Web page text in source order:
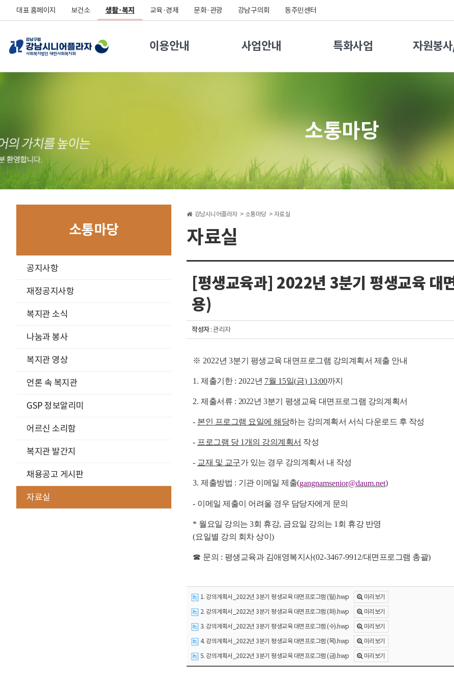
대표 홈페이지 보건소 생활·복지 교육·경제 문화·관광 강남구의회 동주민센터
이용안내 사업안내 특화사업 자원봉
소통마당
소통마당
공지사항
재정공지사항
복지관 소식
나눔과 봉사
복지관 영상
언론 속 복지관
GSP 정보알리미
어르신 소리함
복지관 발간지
채용공고 게시판
자료실
강남시니어플라자 > 소통마당 > 자료실
자료실
분
선
[평생교육과] 2022년 3분기 평생교육 대
용)
작성자: 관리자
※ 2022년 3분기 평생교육 대면프로그램 강의계획서 제출 안내
1. 제출기한 : 2022년 7월 15일(금) 13:00까지
2. 제출서류 : 2022년3분기 평생교육 대면프로그램 강의계획서
- 본인 프로그램 요일에 해당하는 강의계획서 서식 다운로드 후 작성
- 프로그램 당 1 개의 강의계획서 작성
- 교재 및 교구가 있는 경우 강의계획서 내 작성
3. 제출방법 : 기관 이메일 제출(gangnamsenior@daum.net)
- 이메일 제출이 어려울 경우 담당자에게 문의
* 월요일 강의는 3회 휴강, 금요일 강의는 1 회 휴강 반영
(요일별 강의 회차 상이 )
☎ 문의 : 평생교육과 김애영복지사(02-3467-9912/대면프로그램 총괄)
1. 강의계획서_2022년 3분기 평생교육 대면프로그램 (월).hwp
미리보기
2. 강의계획서_2022년 3분기 평생교육 대면프로그램 (화).hwp
미리보기
3. 강의계획서_2022년 3분기 평생교육 대면프로그램 (수).hwp
미리보기
4. 강의계획서_2022년 3분기 평생교육 대면프로그램 (목).hwp
미리보기
5. 강의계획서_2022년 3분기 평생교육 대면프로그램 (금).hwp
미리보기